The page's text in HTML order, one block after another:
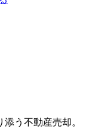
う不動産売却。